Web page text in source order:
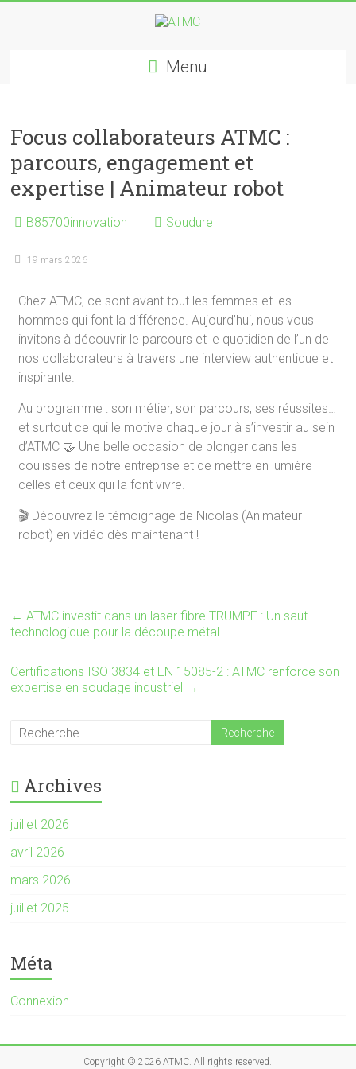
Menu
Focus collaborateurs ATMC :
parcours, engagement et
expertise | Animateur robot
B85700innovation Soudure
19 mars 2026
Chez ATMC, ce sont avant tout les femmes et les
hommes qui font la différence. Aujourd’hui, nous vous
invitons à découvrir le parcours et le quotidien de l’un de
nos collaborateurs à travers une interview authentique et
inspirante.
Au programme : son métier, son parcours, ses réussites…
et surtout ce qui le motive chaque jour à s’investir au sein
d’ATMC 🤝 Une belle occasion de plonger dans les
coulisses de notre entreprise et de mettre en lumière
celles et ceux qui la font vivre.
🎬 Découvrez le témoignage de Nicolas (Animateur
robot) en vidéo dès maintenant !
← ATMC investit dans un laser fibre TRUMPF : Un saut
technologique pour la découpe métal
Certifications ISO 3834 et EN 15085-2 : ATMC renforce son
expertise en soudage industriel →
Archives
juillet 2026
avril 2026
mars 2026
juillet 2025
Méta
Connexion
Copyright © 2026ATMC. All rights reserved.